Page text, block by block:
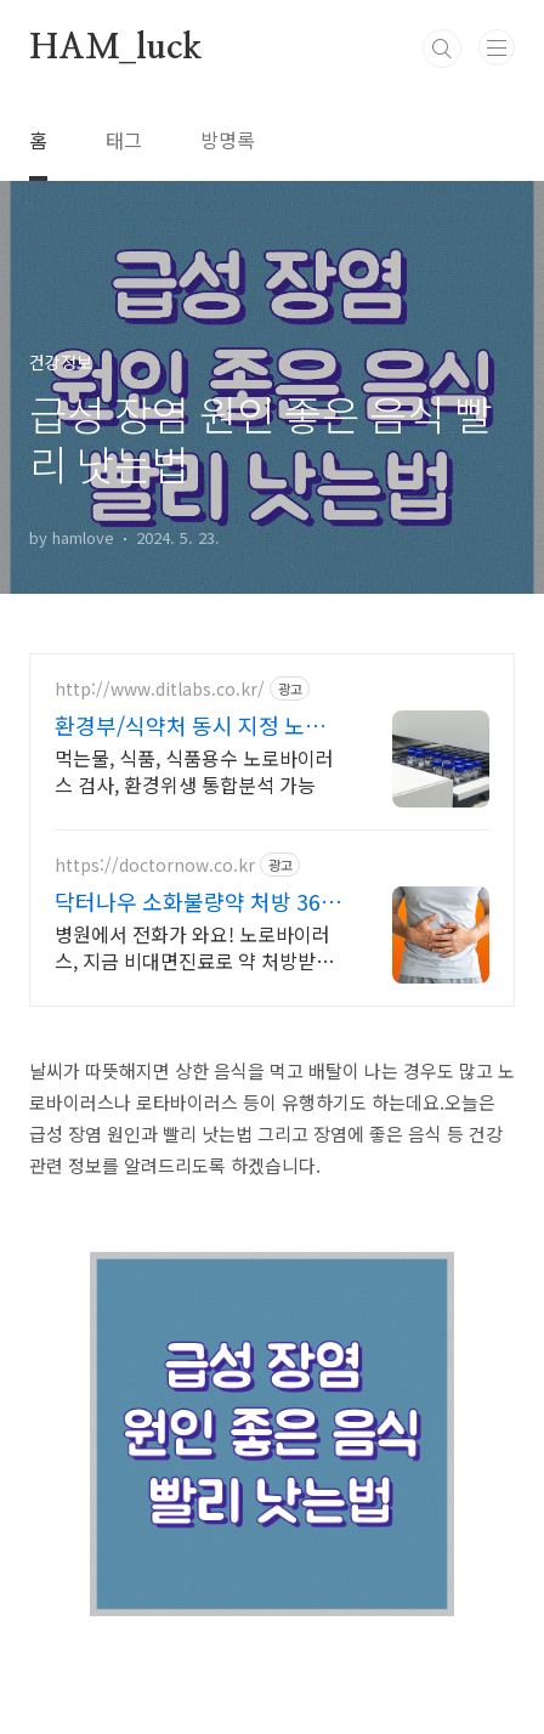
HAM_luck
홈 태그 방명록
건강정보
급성 장염 원인 좋은 음식 빨
리 낫는법
by hamlove 2024. 5. 23.
http://www.ditlabs.co.kr/ 광고
환경부/식약처 동시 지정 노로
바이러스 검사기관
먹는물, 식품, 식품용수 노로바이러
스 검사, 환경위생 통합분석 가능
https://doctornow.co.kr 광고
닥터나우 소화불량약 처방 365
일 24시간 진료가능
병원에서 전화가 와요! 노로바이러
스, 지금 비대면진료로 약 처방받으
날씨가 따뜻해지면 상한 음식을 먹고 배탈이 나는 경우도 많고 노
로바이러스나 로타바이러스 등이 유행하기도 하는데요.오늘은
급성 장염 원인과 빨리 낫는법 그리고 장염에 좋은 음식 등 건강
관련 정보를 알려드리도록 하겠습니다.